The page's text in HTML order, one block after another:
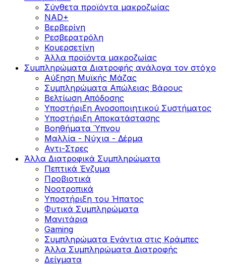
Σύνθετα προϊόντα μακροζωίας
NAD+
Βερβερίνη
Ρεσβερατρόλη
Κουερσετίνη
Άλλα προϊόντα μακροζωίας
Συμπληρώματα Διατροφής ανάλογα τον στόχο
Αύξηση Μυϊκής Μάζας
Συμπληρώματα Aπώλειας Βάρους
Βελτίωση Απόδοσης
Υποστήριξη Ανοσοποιητικού Συστήματος
Yποστήριξη Αποκατάστασης
Βοηθήματα Ύπνου
Μαλλία - Νύχια - Δέρμα
Αντι-Στρες
Άλλα Διατροφικά Συμπληρώματα
Πεπτικά Ένζυμα
Προβιοτικά
Νοοτροπικά
Υποστήριξη του Ήπατος
Φυτικά Συμπληρώματα
Μανιτάρια
Gaming
Συμπληρώματα Ενάντια στις Κράμπες
Άλλα Συμπληρώματα Διατροφής
Δείγματα